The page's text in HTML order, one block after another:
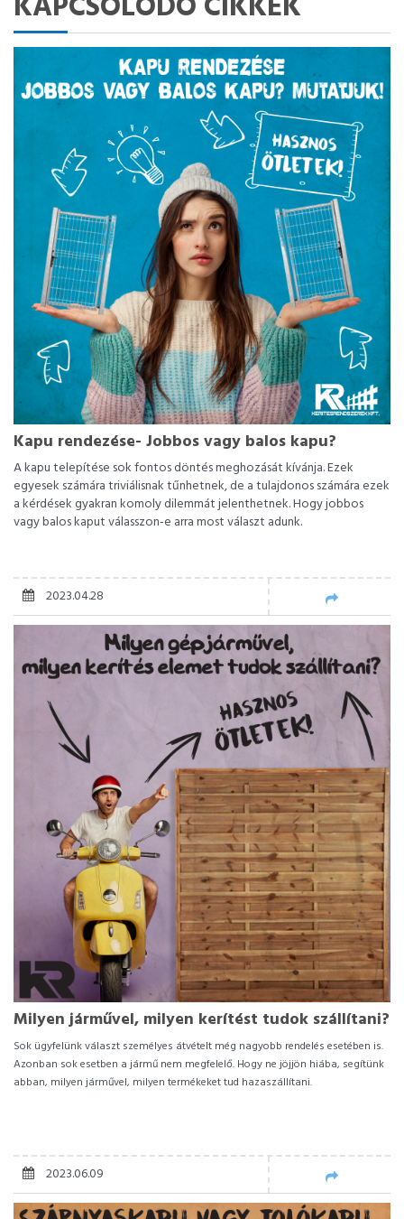
Kapu rendezése- Jobbos vagy balos kapu?
A kapu telepítése sok fontos döntés meghozását kívánja. Ezek
egyesek számára triviálisnak tűnhetnek, de a tulajdonos számára ezek
a kérdések gyakran komoly dilemmát jelenthetnek. Hogy jobbos
vagy balos kaput válasszon-e arra most választ adunk.
2023.04.28
Milyen járművel, milyen kerítést tudok szállítani?
Sok ügyfelünk választ személyes átvételt még nagyobb rendelés esetében is.
Azonban sok esetben a jármű nem megfelelő. Hogy ne jöjjön hiába, segítünk
abban, milyen járművel, milyen termékeket tud hazaszállítani.
2023.06.09